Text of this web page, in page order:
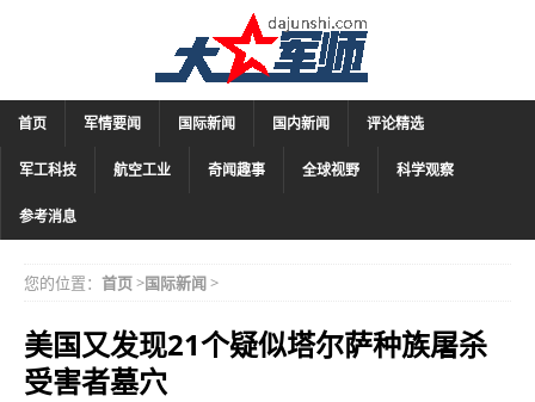
首页 军情要闻 国际新闻 国内新闻 评论精选
军工科技 航空工业 奇闻趣事 全球视野 科学观察
参考消息
您的位置： 首页>国际新闻>
美国又发现21个疑似塔尔萨种族屠杀
受害者墓穴